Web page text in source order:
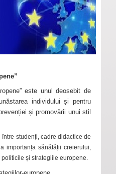
este unul deosebit de
individului și pentru
și promovării unui stil
studenți, cadre didactice de
importanța sănătății creierului,
și strategiile europene.